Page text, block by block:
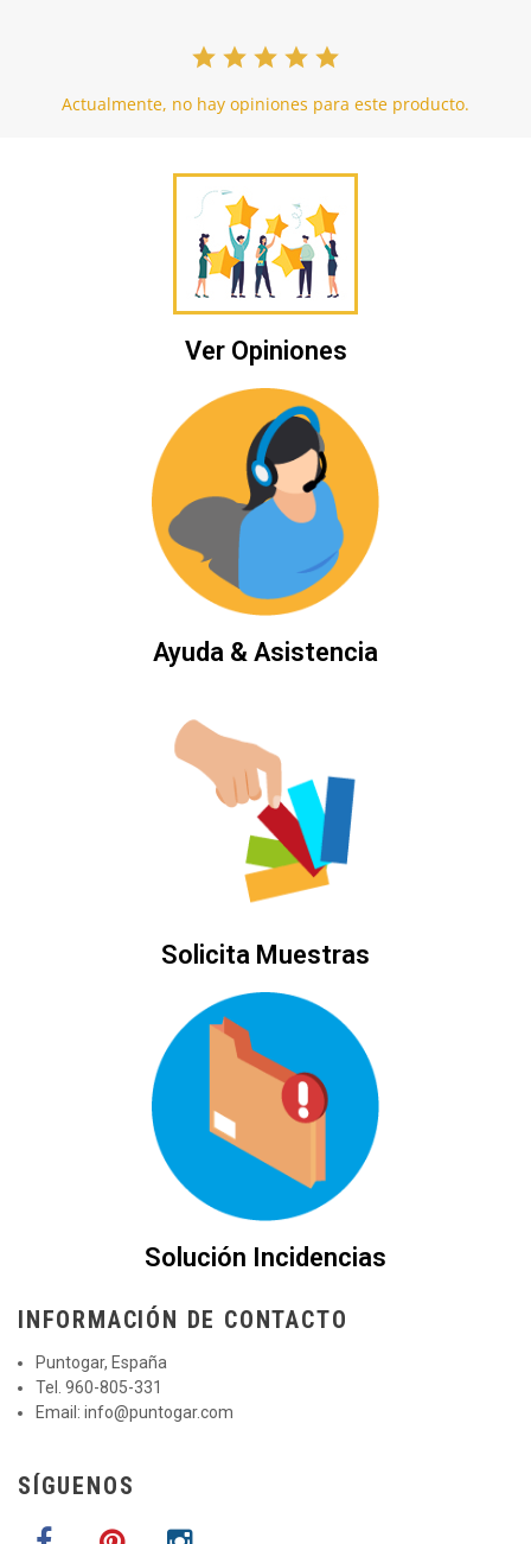
Actualmente, no hay opiniones para este producto.
Ver Opiniones
Ayuda & Asistencia
Solicita Muestras
Solución Incidencias
INFORMACIÓN DE CONTACTO
Puntogar, España
Tel. 960-805-331
Email: info@puntogar.com
SÍGUENOS